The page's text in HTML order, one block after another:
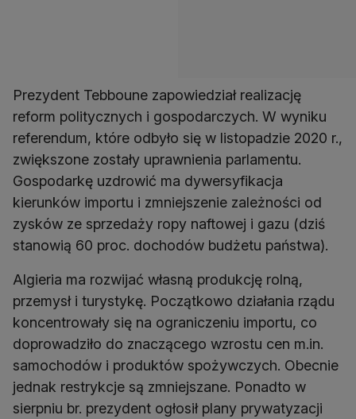
Prezydent Tebboune zapowiedział realizację
reform politycznych i gospodarczych. W wyniku
referendum, które odbyło się w listopadzie 2020 r.,
zwiększone zostały uprawnienia parlamentu.
Gospodarkę uzdrowić ma dywersyfikacja
kierunków importu i zmniejszenie zależności od
zysków ze sprzedaży ropy naftowej i gazu (dziś
stanowią 60 proc. dochodów budżetu państwa).
Algieria ma rozwijać własną produkcję rolną,
przemysł i turystykę. Początkowo działania rządu
koncentrowały się na ograniczeniu importu, co
doprowadziło do znaczącego wzrostu cen m.in.
samochodów i produktów spożywczych. Obecnie
jednak restrykcje są zmniejszane. Ponadto w
sierpniu br. prezydent ogłosił plany prywatyzacji